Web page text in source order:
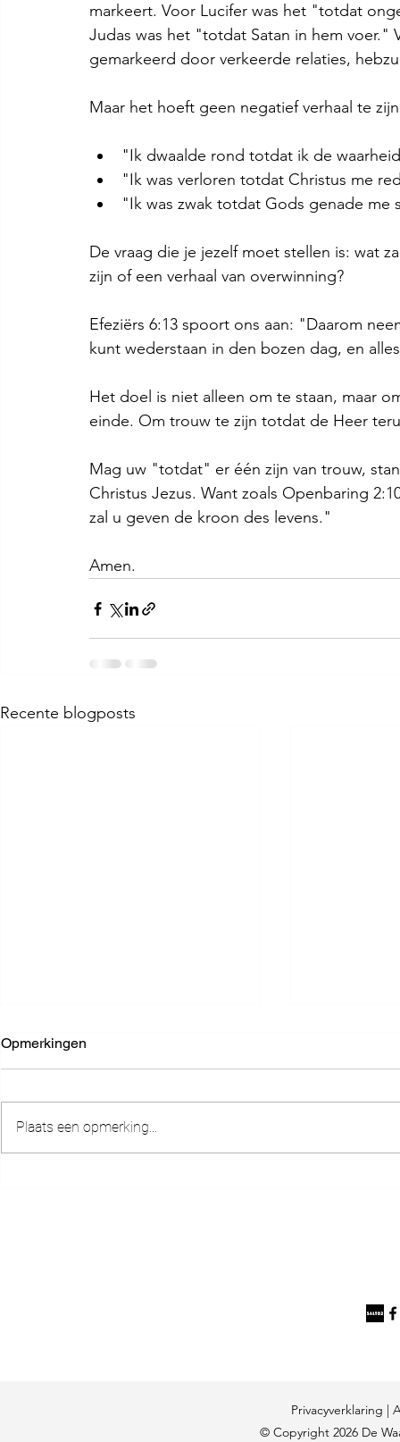
markeert. Voor Lucifer was het "totdat
Judas was het "totdat Satan in hem
gemarkeerd door verkeerde relaties,
Maar het hoeft geen negatief verhaal te
"Ik dwaalde rond totdat ik de
"Ik was verloren totdat Christus me
"Ik was zwak totdat Gods genade me
De vraag die je jezelf moet stellen is: wat
zijn of een verhaal van overwinning?
Efeziërs 6:13 spoort ons aan: "Daarom
kunt wederstaan in den bozen dag, en
Het doel is niet alleen om te staan, maar
einde. Om trouw te zijn totdat de Heer
Mag uw "totdat" er één zijn van trouw,
Christus Jezus. Want zoals Openbaring
zal u geven de kroon des levens."
Amen.
Recente blogposts
Opmerkingen
Plaats een opmerking...
Privacyverklaring |
© Copyright 2026 De